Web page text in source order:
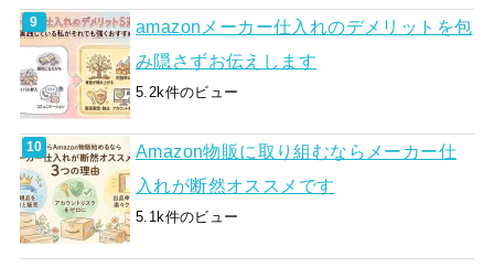
amazonメーカー仕入れのデメリットを包
み隠さずお伝えします
5.2k件のビュー
Amazon物販に取り組むならメーカー仕
入れが断然オススメです
5.1k件のビュー